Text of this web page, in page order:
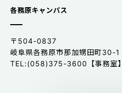
各務原キャンパス
〒504-0837
岐阜県各務原市那加甥田町30-1
TEL:(058)375-3600【事務室】